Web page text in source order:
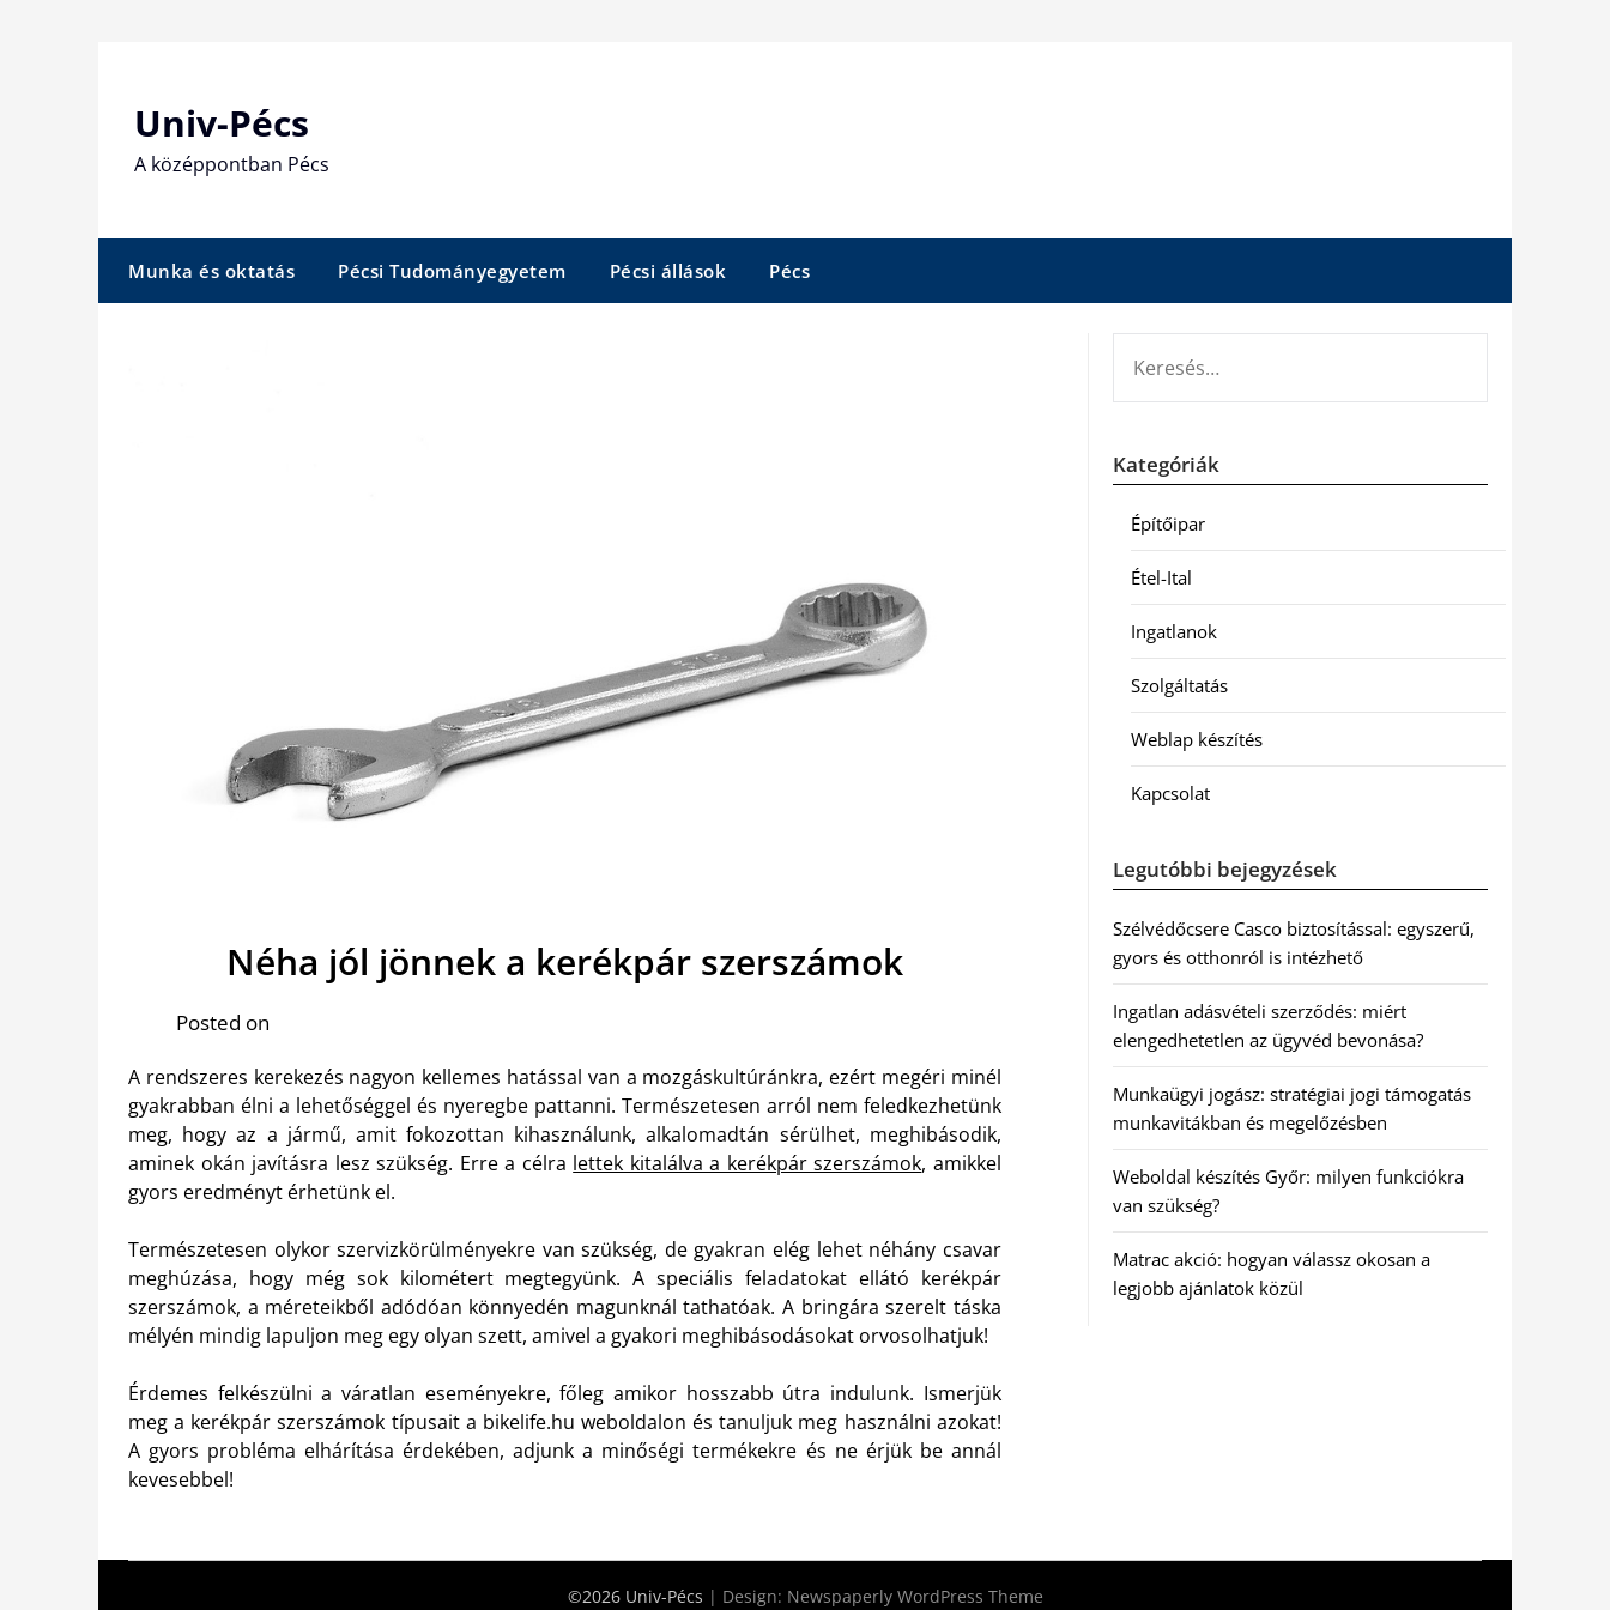
Univ-Pécs
A középpontban Pécs
Munka és oktatás Pécsi Tudományegyetem Pécsi állások Pécs
Néha jól jönnek a kerékpár szerszámok
Posted on
A rendszeres kerekezés nagyon kellemes hatással van a mozgáskultúránkra, ezért megéri minél
gyakrabban élni a lehetőséggel és nyeregbe pattanni. Természetesen arról nem feledkezhetünk
meg, hogy az a jármű, amit fokozottan kihasználunk, alkalomadtán sérülhet, meghibásodik,
aminek okán javításra lesz szükség. Erre a célra lettek kitalálva a kerékpár szerszámok, amikkel
gyors eredményt érhetünk el.
Természetesen olykor szervizkörülményekre van szükség, de gyakran elég lehet néhány csavar
meghúzása, hogy még sok kilométert megtegyünk. A speciális feladatokat ellátó kerékpár
szerszámok, a méreteikből adódóan könnyedén magunknál tathatóak. A bringára szerelt táska
mélyén mindig lapuljon meg egy olyan szett, amivel a gyakori meghibásodásokat orvosolhatjuk!
Érdemes felkészülni a váratlan eseményekre, főleg amikor hosszabb útra indulunk. Ismerjük
meg a kerékpár szerszámok típusait a bikelife.hu weboldalon és tanuljuk meg használni azokat!
A gyors probléma elhárítása érdekében, adjunk a minőségi termékekre és ne érjük be annál
kevesebbel!
Kategóriák
Építőipar
Étel-Ital
Ingatlanok
Szolgáltatás
Weblap készítés
Kapcsolat
Legutóbbi bejegyzések
Szélvédőcsere Casco biztosítással: egyszerű,
gyors és otthonról is intézhető
Ingatlan adásvételi szerződés: miért
elengedhetetlen az ügyvéd bevonása?
Munkaügyi jogász: stratégiai jogi támogatás
munkavitákban és megelőzésben
Weboldal készítés Győr: milyen funkciókra
van szükség?
Matrac akció: hogyan válassz okosan a
legjobb ajánlatok közül
©2026 Univ-Pécs | Design: Newspaperly WordPress Theme